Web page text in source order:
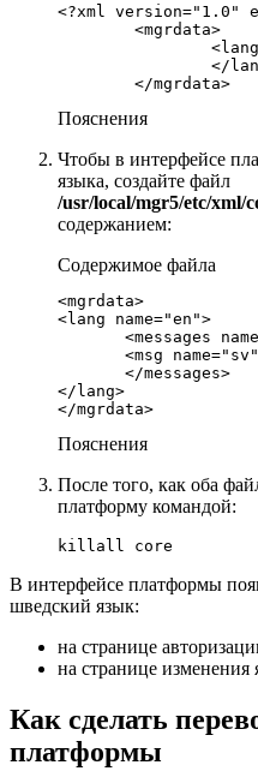
<?xml version="1.0"
	</mgrdata>
Пояснения
Чтобы в интерфейсе
языка, создайте файл
/usr/local/mgr5/etc/xml/
содержанием:
Содержимое файла
<mgrdata>
<lang name="en">
<messages
<msg
       </messages>
</lang>
</mgrdata>
Пояснения
После того, как оба
платформу командой:
killall core
В интерфейсе платформы
шведский язык:
на странице
на странице изменения
Как сделать
платформы